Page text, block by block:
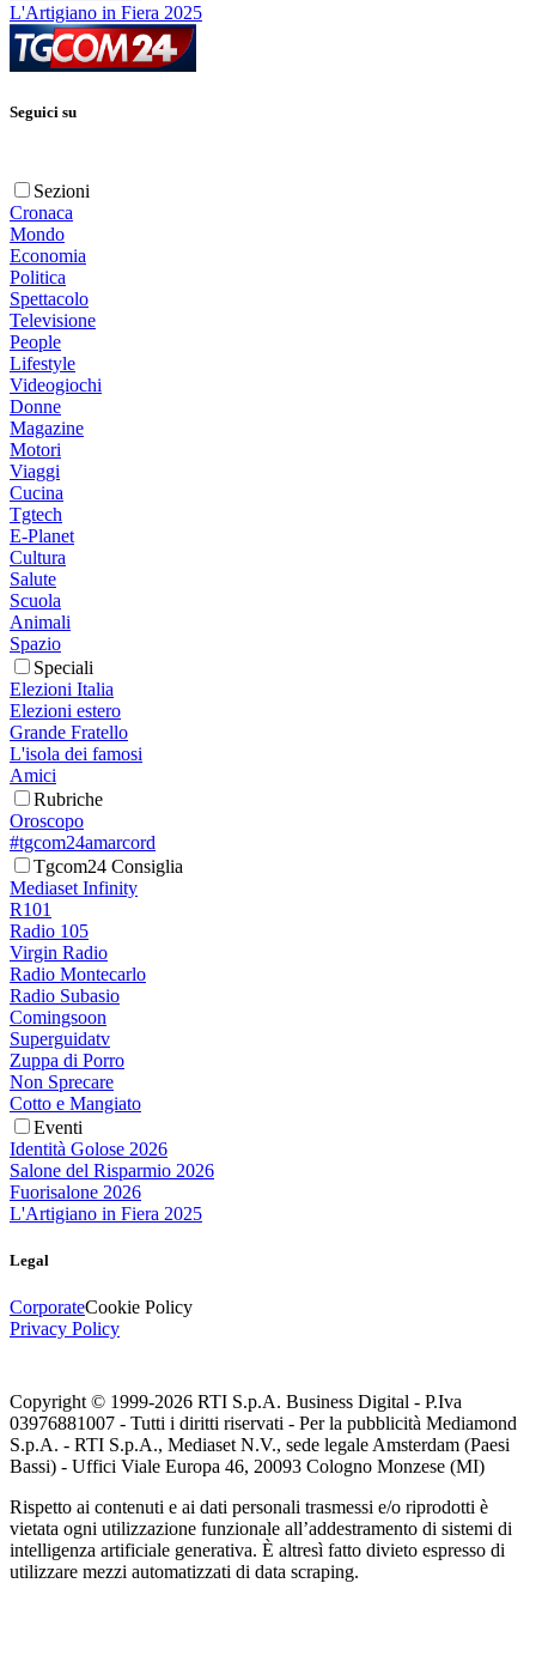
L'Artigiano in Fiera 2025
Seguici su
Sezioni
Cronaca
Mondo
Economia
Politica
Spettacolo
Televisione
People
Lifestyle
Videogiochi
Donne
Magazine
Motori
Viaggi
Cucina
Tgtech
E-Planet
Cultura
Salute
Scuola
Animali
Spazio
Speciali
Elezioni Italia
Elezioni estero
Grande Fratello
L'isola dei famosi
Amici
Rubriche
Oroscopo
#tgcom24amarcord
Tgcom24 Consiglia
Mediaset Infinity
R101
Radio 105
Virgin Radio
Radio Montecarlo
Radio Subasio
Comingsoon
Superguidatv
Zuppa di Porro
Non Sprecare
Cotto e Mangiato
Eventi
Identità Golose 2026
Salone del Risparmio 2026
Fuorisalone 2026
L'Artigiano in Fiera 2025
Legal
CorporateCookie Policy
Privacy Policy
Copyright © 1999-2026 RTI S.p.A. Business Digital - P.Iva
03976881007 - Tutti i diritti riservati - Per la pubblicità Mediamond
S.p.A. - RTI S.p.A., Mediaset N.V., sede legale Amsterdam (Paesi
Bassi) - Uffici Viale Europa 46, 20093 Cologno Monzese (MI)
Rispetto ai contenuti e ai dati personali trasmessi e/o riprodotti è
vietata ogni utilizzazione funzionale all’addestramento di sistemi di
intelligenza artificiale generativa. È altresì fatto divieto espresso di
utilizzare mezzi automatizzati di data scraping.